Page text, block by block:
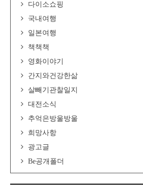
다이소쇼핑
국내여행
일본여행
책책책
영화이야기
간지와건강한삶
살빼기관찰일지
대전소식
추억은방울방울
희망사항
광고글
Be공개폴더